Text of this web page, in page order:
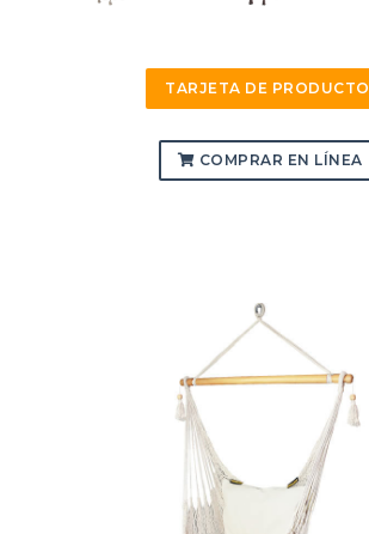
TARJETA DE PRODUCTO
COMPRAR EN LÍNEA